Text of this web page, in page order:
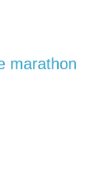
marathon